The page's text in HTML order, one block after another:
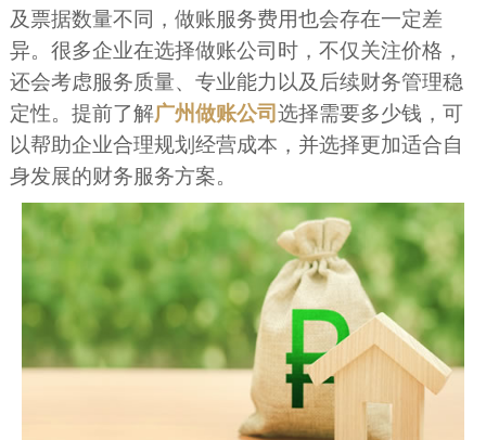
及票据数量不同，做账服务费用也会存在一定差
异。很多企业在选择做账公司时，不仅关注价格，
还会考虑服务质量、专业能力以及后续财务管理稳
定性。提前了解广州做账公司 选择需要多少钱，可
以帮助企业合理规划经营成本，并选择更加适合自
身发展的财务服务方案。